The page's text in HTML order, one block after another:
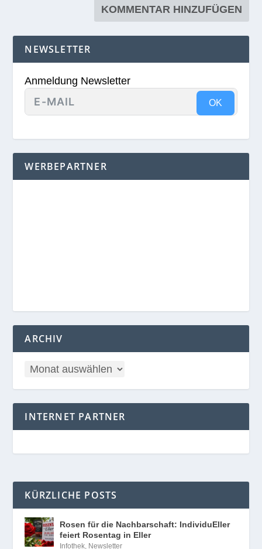
NEWSLETTER
Anmeldung Newsletter
OK
WERBEPARTNER
ARCHIV
INTERNET PARTNER
KÜRZLICHE POSTS
Rosen für die Nachbarschaft: IndividuEller
feiert Rosentag in Eller
Infothek, Newsletter